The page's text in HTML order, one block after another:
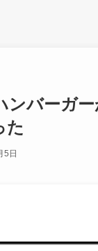
ンバーガ
た
5日